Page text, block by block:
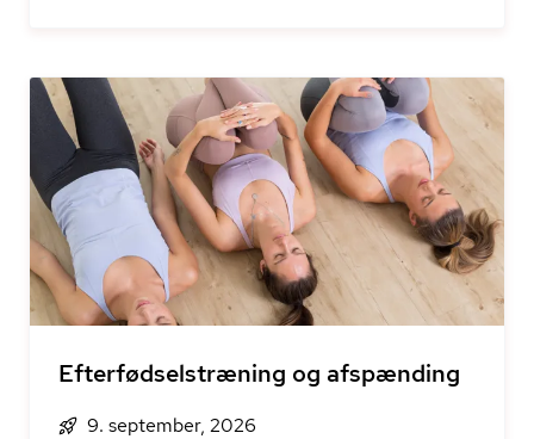
Efterfødselstræning og afspænding
9. september, 2026